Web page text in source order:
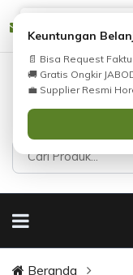
Keuntungan
📄 Bisa Request
🚚 Gratis Ongkir
💼 Supplier Resmi
Beranda
i